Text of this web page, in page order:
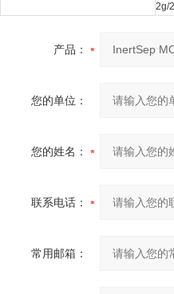
2g/
产品：
您的单位：
您的姓名：
联系电话：
常用邮箱：